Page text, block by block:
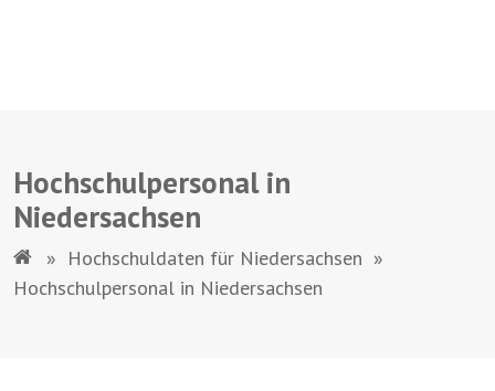
Hochschulpersonal in
Niedersachsen
» Hochschuldaten für Niedersachsen »
Hochschulpersonal in Niedersachsen